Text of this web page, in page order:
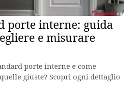
porte interne: guida
e misurare
porte interne e come
giuste? Scopri ogni dettaglio